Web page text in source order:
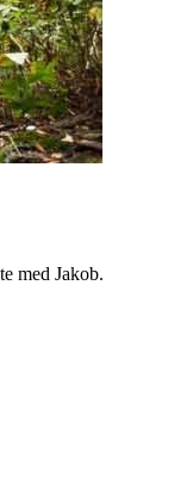
med Jakob.